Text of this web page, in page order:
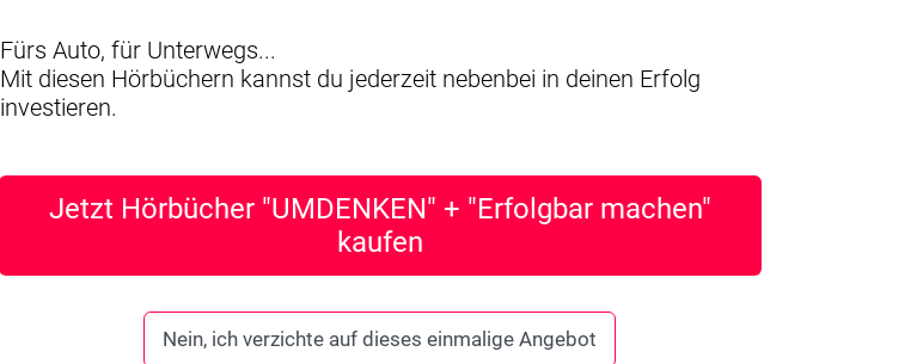
Fürs Auto, für Unterwegs...
Mit diesen Hörbüchern kannst du jederzeit nebenbei in deinen Erfolg
investieren.
Jetzt Hörbücher "UMDENKEN" + "Erfolgbar machen"
kaufen
Nein, ich verzichte auf dieses einmalige Angebot